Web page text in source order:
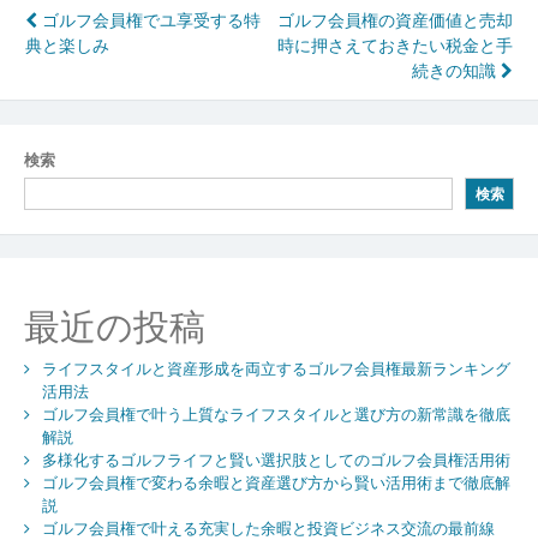
投
稿
ナ
ビ
ゲ
ー
ョ
ン
ゴルフ会員権でユ享受する特
典と楽しみ
ゴルフ会員権の資産価値と売却
時に押さえておきたい税金と手
続きの知識
検索
検索
最近の投稿
ライフスタイルと資産形成を両立するゴルフ会員権最新ランキング
活用法
ゴルフ会員権で叶う上質なライフスタイルと選び方の新常識を徹底
解説
多様化するゴルフライフと賢い選択肢としてのゴルフ会員権活用術
ゴルフ会員権で変わる余暇と資産選び方から賢い活用術まで徹底解
説
ゴルフ会員権で叶える充実した余暇と投資ビジネス交流の最前線